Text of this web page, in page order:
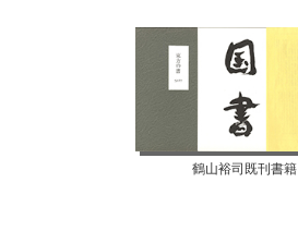
鶴山裕司既刊書籍